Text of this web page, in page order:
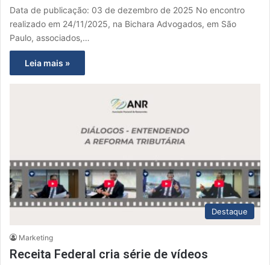
Data de publicação: 03 de dezembro de 2025 No encontro
realizado em 24/11/2025, na Bichara Advogados, em São
Paulo, associados,…
Leia mais »
Destaque
Marketing
Receita Federal cria série de vídeos